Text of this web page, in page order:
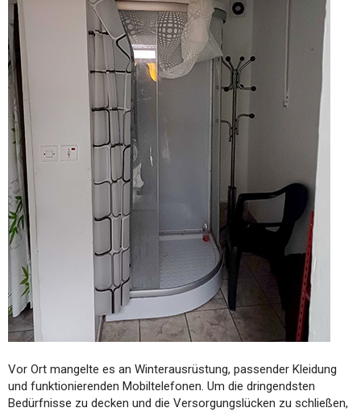
Vor Ort mangelte es an Winterausrüstung, passender Kleidung
und funktionierenden Mobiltelefonen. Um die dringendsten
Bedürfnisse zu decken und die Versorgungslücken zu schließen,